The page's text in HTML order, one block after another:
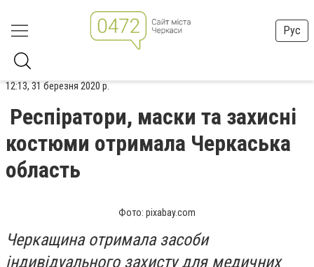
Рус
12:13, 31 березня 2020 р.
Респіратори, маски та захисні
костюми отримала Черкаська
область
Фото: pixabay.com
Черкащина отримала засоби
індивідуального захисту для медичних